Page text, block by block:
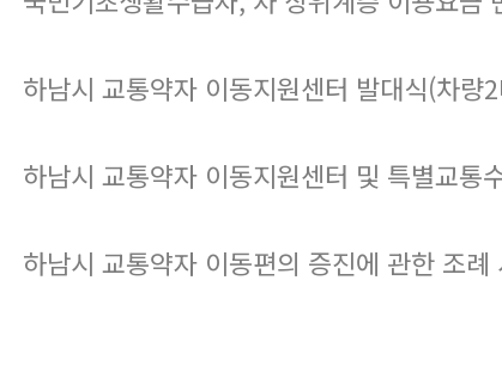
하남시 교통약자 이동지원센터 발대식(차량
하남시 교통약자 이동지원센터 및 특별교통
하남시 교통약자 이동편의 증진에 관한 조